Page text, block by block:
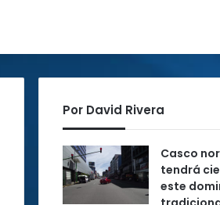
Por David Rivera
Casco
tendrá
este